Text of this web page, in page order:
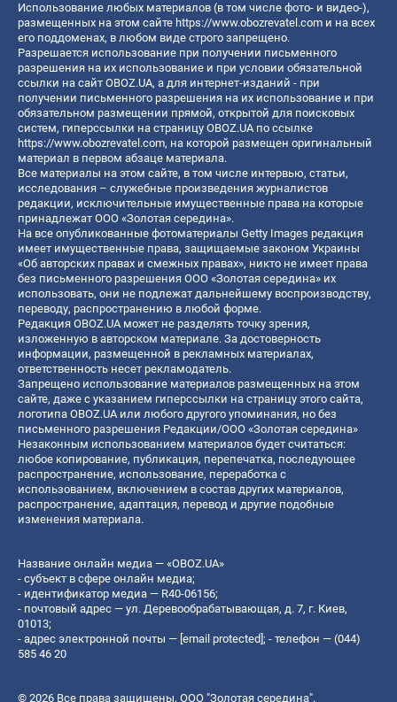
Использование любых материалов (в том числе фото- и видео-),
размещенных на этом сайте https://www.obozrevatel.com и на всех
его поддоменах, в любом виде строго запрещено.
Разрешается использование при получении письменного
разрешения на их использование и при условии обязательной
ссылки на сайт OBOZ.UA, а для интернет-изданий - при
получении письменного разрешения на их использование и при
обязательном размещении прямой, открытой для поисковых
систем, гиперссылки на страницу OBOZ.UA по ссылке
https://www.obozrevatel.com, на которой размещен оригинальный
материал в первом абзаце материала.
Все материалы на этом сайте, в том числе интервью, статьи,
исследования – служебные произведения журналистов
редакции, исключительные имущественные права на которые
принадлежат ООО «Золотая середина».
На все опубликованные фотоматериалы Getty Images редакция
имеет имущественные права, защищаемые законом Украины
«Об авторских правах и смежных правах», никто не имеет права
без письменного разрешения ООО «Золотая середина» их
использовать, они не подлежат дальнейшему воспроизводству,
переводу, распространению в любой форме.
Редакция OBOZ.UA может не разделять точку зрения,
изложенную в авторском материале. За достоверность
информации, размещенной в рекламных материалах,
ответственность несет рекламодатель.
Запрещено использование материалов размещенных на этом
сайте, даже с указанием гиперссылки на страницу этого сайта,
логотипа OBOZ.UA или любого другого упоминания, но без
письменного разрешения Редакции/ООО «Золотая середина»
Незаконным использованием материалов будет считаться:
любое копирование, публикация, перепечатка, последующее
распространение, использование, переработка с
использованием, включением в состав других материалов,
распространение, адаптация, перевод и другие подобные
изменения материала.
Название онлайн медиа — «OBOZ.UA»
- субъект в сфере онлайн медиа;
- идентификатор медиа — R40-06156;
- почтовый адрес — ул. Деревообрабатывающая, д. 7, г. Киев,
01013;
- адрес электронной почты — [email protected] ; - телефон — (044)
585 46 20
© 2026 Все права защищены, ООО "Золотая середина".